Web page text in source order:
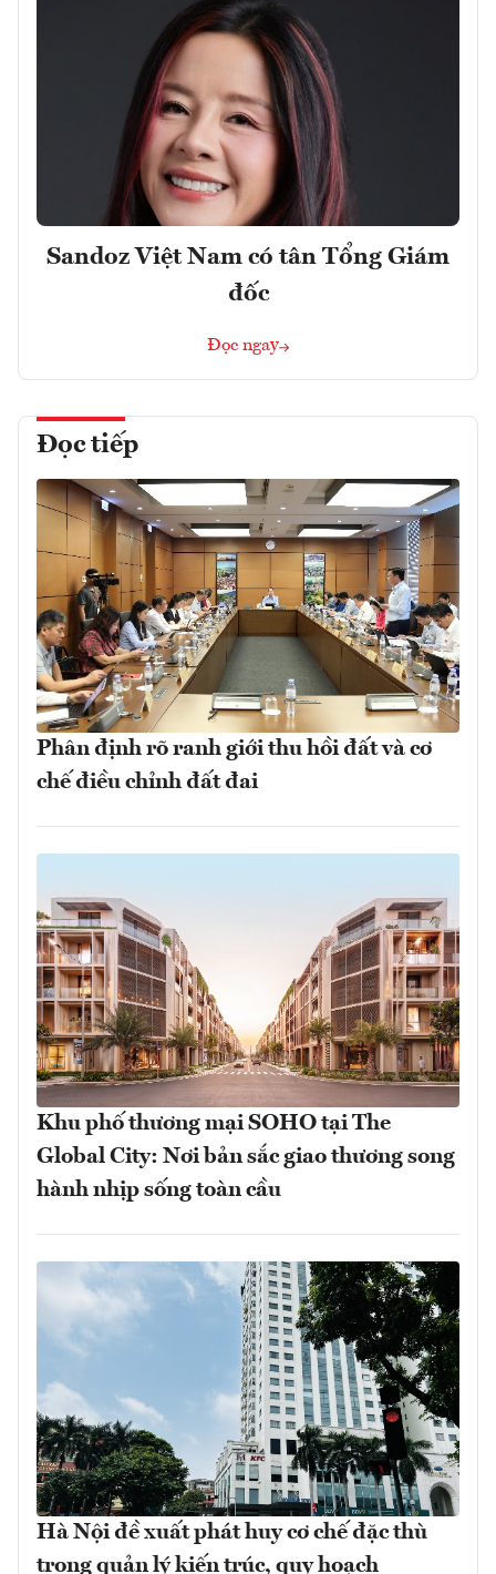
Sandoz Việt Nam có tân Tổng Giám
đốc
Đọc ngay
Đọc tiếp
Phân định rõ ranh giới thu hồi đất và cơ
chế điều chỉnh đất đai
Khu phố thương mại SOHO tại The
Global City: Nơi bản sắc giao thương song
hành nhịp sống toàn cầu
Hà Nội đề xuất phát huy cơ chế đặc thù
trong quản lý kiến trúc, quy hoạch